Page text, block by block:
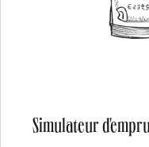
Simulateur